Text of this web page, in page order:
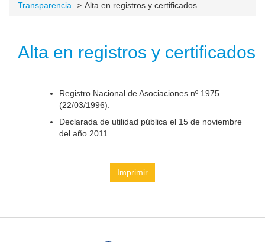
Transparencia Alta en registros y certificados
Alta en registros y certificados
Registro Nacional de Asociaciones nº 1975
(22/03/1996).
Declarada de utilidad pública el 15 de noviembre
del año 2011.
Imprimir